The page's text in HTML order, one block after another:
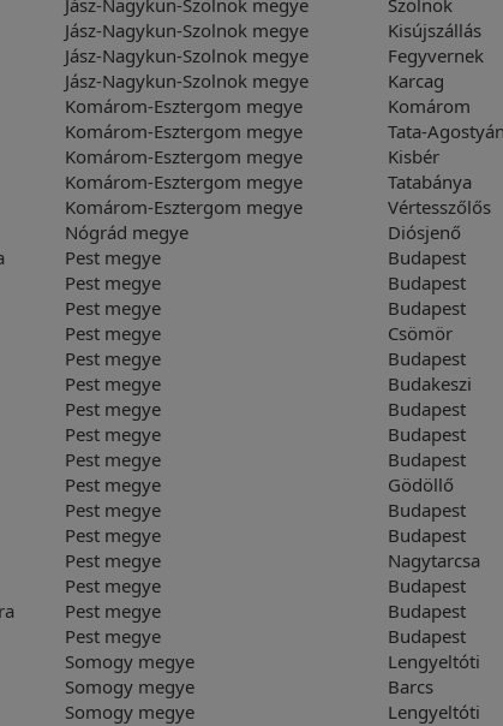
Jász-Nagykun-Szolnok megye Szolnok
Jász-Nagykun-Szolnok megye Kisújszállás
Jász-Nagykun-Szolnok megye Fegyvernek
Jász-Nagykun-Szolnok megye Karcag
Komárom-Esztergom megye Komárom
Komárom-Esztergom megye Tata-Agostyán
Komárom-Esztergom megye Kisbér
Komárom-Esztergom megye Tatabánya
Komárom-Esztergom megye Vértesszőlős
Nógrád megye Diósjenő
Pest megye Budapest
Pest megye Budapest
Pest megye Budapest
Pest megye Csömör
Pest megye Budapest
Pest megye Budakeszi
Pest megye Budapest
Pest megye Budapest
Pest megye Budapest
Pest megye Gödöllő
Pest megye Budapest
Pest megye
Budapest
Pest megye Nagytarcsa
Pest megye Budapest
Pest megye Budapest
Pest megye Budapest
Somogy megye Lengyeltóti
Somogy megye Barcs
Somogy megye Lengyeltóti